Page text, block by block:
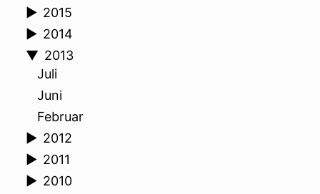
► 2015
► 2014
▼ 2013
Juli
Juni
Februar
► 2012
► 2011
► 2010